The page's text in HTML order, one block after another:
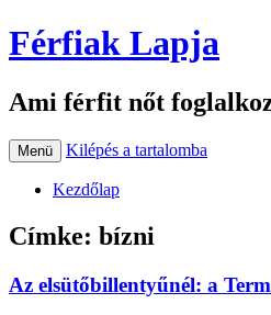
Férfiak Lapja
Ami férfit nőt
Menü Kilépés a tartalomba
Kezdőlap
Címke: bízni
Az elsütőbillentyűnél: a